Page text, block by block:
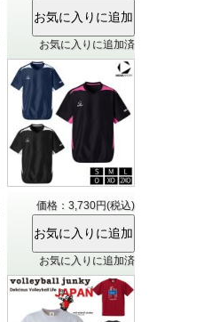
お気に入りに追加済
価格：3,730円(税込)
お気に入りに追加済